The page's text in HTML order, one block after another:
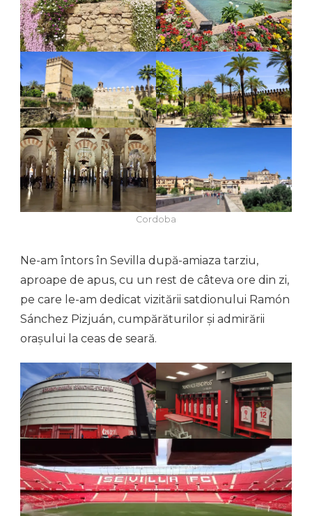
Cordoba
Ne-am întors în Sevilla după-amiaza tarziu,
aproape de apus, cu un rest de câteva ore din zi,
pe care le-am dedicat vizitării satdionului Ramón
Sánchez Pizjuán, cumpărăturilor și admirării
orașului la ceas de seară.